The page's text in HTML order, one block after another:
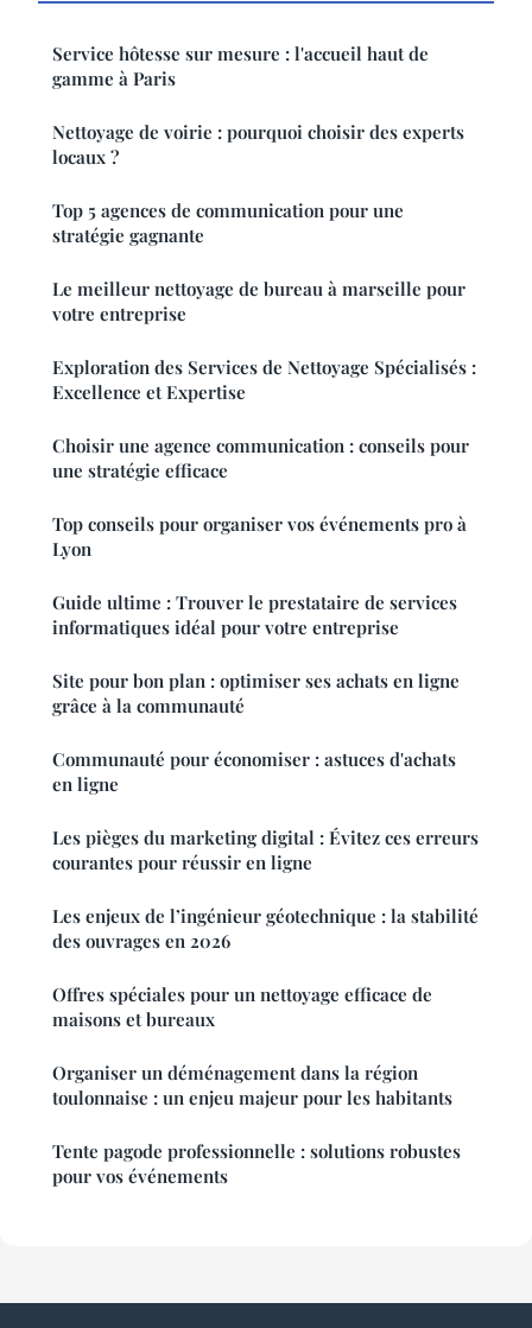
Service hôtesse sur mesure : l'accueil haut de
gamme à Paris
Nettoyage de voirie : pourquoi choisir des experts
locaux ?
Top 5 agences de communication pour une
stratégie gagnante
Le meilleur nettoyage de bureau à marseille pour
votre entreprise
Exploration des Services de Nettoyage Spécialisés :
Excellence et Expertise
Choisir une agence communication : conseils pour
une stratégie efficace
Top conseils pour organiser vos événements pro à
Lyon
Guide ultime : Trouver le prestataire de services
informatiques idéal pour votre entreprise
Site pour bon plan : optimiser ses achats en ligne
grâce à la communauté
Communauté pour économiser : astuces d'achats
en ligne
Les pièges du marketing digital : Évitez ces erreurs
courantes pour réussir en ligne
Les enjeux de l’ingénieur géotechnique : la stabilité
des ouvrages en 2026
Offres spéciales pour un nettoyage efficace de
maisons et bureaux
Organiser un déménagement dans la région
toulonnaise : un enjeu majeur pour les habitants
Tente pagode professionnelle : solutions robustes
pour vos événements